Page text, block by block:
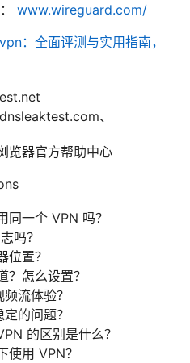
www.wireguard.com/
：全面评测与实用指南，
、
览器官方帮助中心
同一个 VPN 吗？
吗？
位置？
？怎么设置？
流体验？
的问题？
的区别是什么？
使用 VPN？